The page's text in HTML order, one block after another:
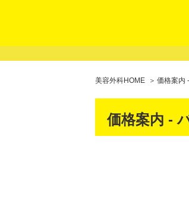
美容外科HOME 価格案内
価格案内 -